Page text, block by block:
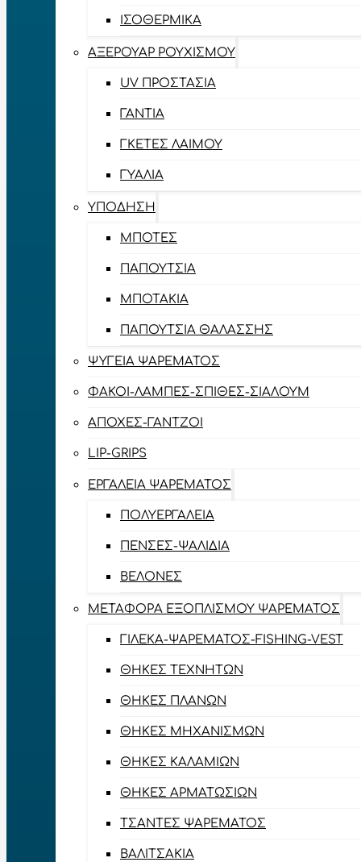
ΙΣΟΘΕΡΜΙΚΆ
ΑΞΕΡΟΥΆΡ ΡΟΥΧΙΣΜΟΎ
UV ΠΡΟΣΤΑΣΊΑ
ΓΆΝΤΙΑ
ΓΚΈΤΕΣ ΛΑΊΜΟΥ
ΓΥΑΛΙΆ
ΥΠΌΔΗΣΗ
ΜΠΌΤΕΣ
ΠΑΠΟΎΤΣΙΑ
ΜΠΟΤΆΚΙΑ
ΠΑΠΟΎΤΣΙΑ ΘΑΛΆΣΣΗΣ
ΨΥΓΕΊΑ ΨΑΡΈΜΑΤΟΣ
ΦΑΚΟΊ-ΛΆΜΠΕΣ-ΣΠΊΘΕΣ-ΣΊΑΛΟΥΜ
ΑΠΌΧΕΣ-ΓΆΝΤΖΟΙ
LIP-GRIPS
EΡΓΑΛΕΊΑ ΨΑΡΈΜΑΤΟΣ
ΠΟΛΥΕΡΓΑΛΕΊΑ
ΠΈΝΣΕΣ-ΨΑΛΊΔΙΑ
ΒΕΛΌΝΕΣ
ΜΕΤΑΦΟΡΆ ΕΞΟΠΛΙΣΜΟΎ ΨΑΡΈΜΑΤΟΣ
ΓΙΛΈΚΑ-ΨΑΡΈΜΑΤΟΣ-FISHING-VEST
ΘΉΚΕΣ ΤΕΧΝΗΤΏΝ
ΘΉΚΕΣ ΠΛΆΝΩΝ
ΘΉΚΕΣ ΜΗΧΑΝΙΣΜΏΝ
ΘΉΚΕΣ ΚΑΛΑΜΙΏΝ
ΘΉΚΕΣ ΑΡΜΑΤΩΣΙΏΝ
ΤΣΆΝΤΕΣ ΨΑΡΈΜΑΤΟΣ
ΒΑΛΙΤΣΆΚΙΑ